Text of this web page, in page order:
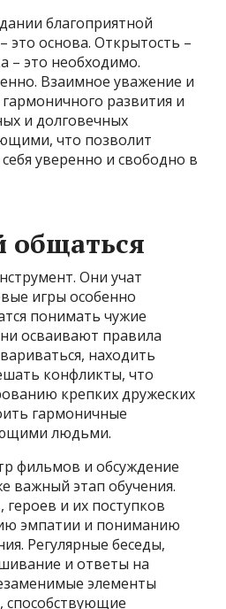
благоприятной
это основа. Открытость –
– это необходимо.
Взаимное уважение и
развития и
и долговечных
что позволит
уверенно и свободно в
общаться
Они учат
игры особенно
понимать чужие
осваивают правила
находить
конфликты, что
крепких дружеских
гармоничные
людьми.
фильмов и обсуждение
важный этап обучения.
и их поступков
эмпатии и пониманию
Регулярные беседы,
и ответы на
элементы
способствующие